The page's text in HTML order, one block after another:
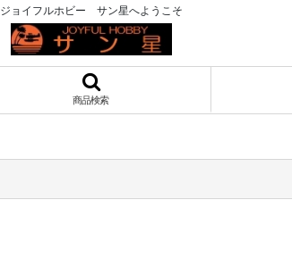
ジョイフルホビー サン星へようこそ
商品検索